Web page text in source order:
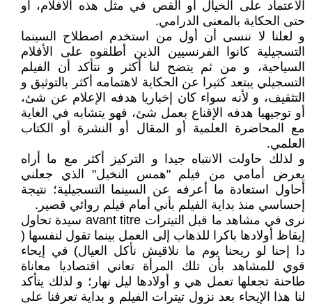
الاعتماد على الخيال أو القص في مثل هذه الأفلام، أو
حتى الحكاية بالمعنى الدرامي.
و لعلنا لا ننسى أن أول من استخدم اصطلاح السينما
التسجيلية كانوا الفرنسيين الذين أطلقوه على الأفلام
السياحية، و من ثم يتضح لنا أكثر و نتأكد أن الفيلم
التسجيلي يبتعد كثيرا عن الحكاية لاهتمامه أكثر بالتوثيق و
التثقيف، و لأنه سواء كان إخباريا هدفه الإعلام عن شئ،
أو توجيهيا هدفه الإقناع بعمل شئ، فهو يتشابه في الغاية
مع المحاضرة العلمية أو المقال أو النشرة أو الكتاب
العلمي.
و لذلك حاولت الانتباه جيدا و التركيز أكثر مع ما أراه
يعرض أمامي من فيلم "همس النخيل" الذي جعلني
أحاول استعادة ما أعرفه عن السينما التسجيلية؛ نتيجة
إحساسي منذ بداية الفيلم بأني أمام فيلم روائي قصير.
نرى في مشاهد ما قبل التيترات avant titre سيدة تحاول
إيقاظ أولادها باكرا للذهاب إلى العمل بينما تقول لنفسها (
دا إحنا لو ريحنا يوم ما نلاقيش نأكل العيال) في إيحاء
قوي للمشاهد بأن تلك المرأة تعاني اقتصاديا معاناة
طاحنة تجعلها تعمل هي و أولادها ليل نهار؛ و لذلك يتأكد
لنا هذا الإيحاء بعد نزول تيترات الفيلم و بداية تعرفنا على